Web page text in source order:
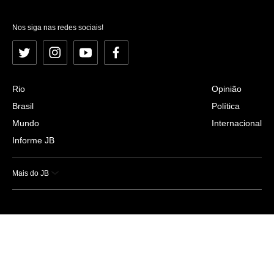
Nos siga nas redes sociais!
Twitter InstagramYouTubeFacebook
Rio
Brasil
Mundo
Informe JB
Opinião
Política
Internacional
Mais do JB
Esportes